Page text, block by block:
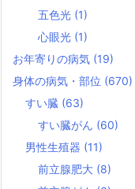
五色光 (1)
心眼光 (1)
お年寄りの病気 (19)
身体の病気・部位 (670)
すい臓 (63)
すい臓がん (60)
男性生殖器 (11)
前立腺肥大 (8)